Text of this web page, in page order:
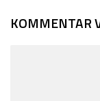
KOMMENTAR